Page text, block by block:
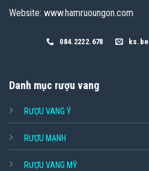
Website: www.hamruoungon.com
084.2222.678
Danh mục rượu vang
RƯỢU VANG Ý
RƯỢU MẠNH
RƯỢU VANG MỸ